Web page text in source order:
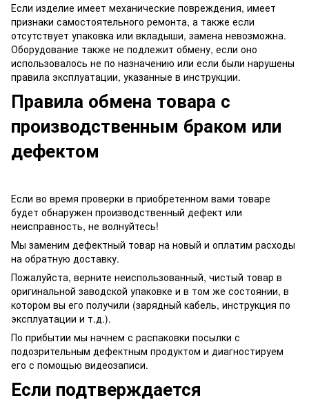
Если изделие имеет механические повреждения, имеет
признаки самостоятельного ремонта, а также если
отсутствует упаковка или вкладыши, замена невозможна.
Оборудование также не подлежит обмену, если оно
использовалось не по назначению или если были нарушены
правила эксплуатации, указанные в инструкции.
Правила обмена товара с
производственным браком или
дефектом
Если во время проверки в приобретенном вами товаре
будет обнаружен производственный дефект или
неисправность, не волнуйтесь!
Мы заменим дефектный товар на новый и оплатим расходы
на обратную доставку.
Пожалуйста, верните неиспользованный, чистый товар в
оригинальной заводской упаковке и в том же состоянии, в
котором вы его получили (зарядный кабель, инструкция по
эксплуатации и т.д.).
По прибытии мы начнем с распаковки посылки с
подозрительным дефектным продуктом и диагностируем
его с помощью видеозаписи.
Если подтверждается